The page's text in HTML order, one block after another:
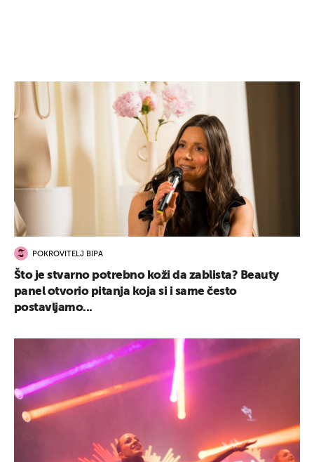
POKROVITELJ BIPA
Što je stvarno potrebno koži da zablista? Beauty
panel otvorio pitanja koja si i same često
postavljamo...